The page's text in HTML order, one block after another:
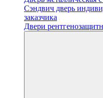
Cэндвич дверь
заказчика
Двери